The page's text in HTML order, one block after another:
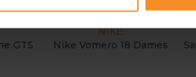
GTS
NIKE
Nike Vomero 18 Dames